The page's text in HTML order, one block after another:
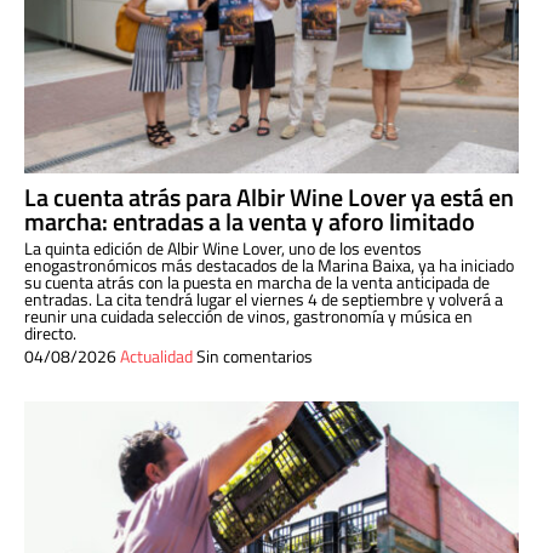
La cuenta atrás para Albir Wine Lover ya está en
marcha: entradas a la venta y aforo limitado
La quinta edición de Albir Wine Lover, uno de los eventos
enogastronómicos más destacados de la Marina Baixa, ya ha iniciado
su cuenta atrás con la puesta en marcha de la venta anticipada de
entradas. La cita tendrá lugar el viernes 4 de septiembre y volverá a
reunir una cuidada selección de vinos, gastronomía y música en
directo.
04/08/2026ActualidadSin comentarios